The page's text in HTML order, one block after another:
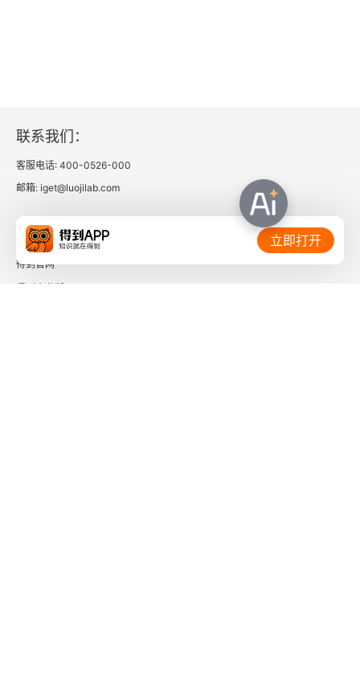
联系我们：
客服电话: 400-0526-000
邮箱: iget@luojilab.com
相关链接：
得到官网
立即打开